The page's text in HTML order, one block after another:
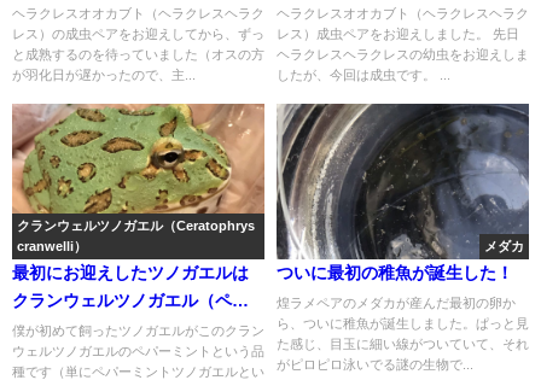
みた
ヘラクレスオオカブト（ヘラクレスヘラク
レス）の成虫ペアをお迎えしてから、ずっ
と成熟するのを待っていました（オスの方
が羽化日が遅かったので、主...
ヘラクレスオオカブト（ヘラクレスヘラク
レス）成虫ペアをお迎えしました。 先日
ヘラクレスヘラクレスの幼虫をお迎えしま
したが、今回は成虫です。 ...
クランウェルツノガエル（Ceratophrys
cranwelli）
最初にお迎えしたツノガエルは
クランウェルツノガエル（ペパ
ーミント）
僕が初めて飼ったツノガエルがこのクラン
ウェルツノガエルのペパーミントという品
種です（単にペパーミントツノガエルとい
メダカ
ついに最初の稚魚が誕生した！
煌ラメペアのメダカが産んだ最初の卵か
ら、ついに稚魚が誕生しました。ぱっと見
た感じ、目玉に細い線がついていて、それ
がピロピロ泳いでる謎の生物で...